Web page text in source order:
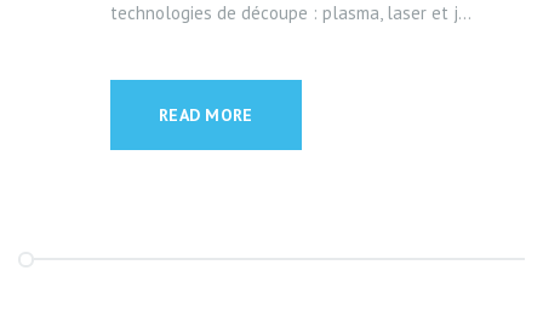
technologies de découpe : plasma, laser et j...
READ MORE